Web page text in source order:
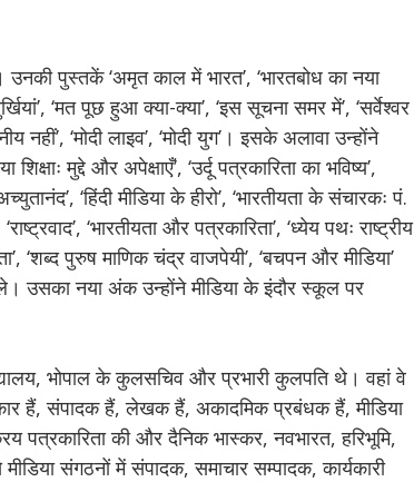
पुस्तकें ‘अमृत काल में भारत’, ‘भारतबोध का नया
‘मत पूछ हुआ क्या-क्या’, ‘इस सूचना समर में’, ‘सर्वेश्वर
नहीं’, ‘मोदी लाइव’, ‘मोदी युग’। इसके अलावा उन्होंने
मुद्दे और अपेक्षाएँ’, ‘उर्दू पत्रकारिता का भविष्य’,
‘हिंदी मीडिया के हीरो’, ‘भारतीयता के संचारकः पं.
‘भारतीयता और पत्रकारिता’, ‘ध्येय पथः राष्ट्रीय
‘शब्द पुरुष माणिक चंद्र वाजपेयी’, ‘बचपन और मीडिया’
उसका नया अंक उन्होंने मीडिया के इंदौर स्कूल पर
भोपाल के कुलसचिव और प्रभारी कुलपति थे। वहां वे
हैं, संपादक हैं, लेखक हैं, अकादमिक प्रबंधक हैं, मीडिया
पत्रकारिता की और दैनिक भास्कर, नवभारत, हरिभूमि,
संगठनों में संपादक, समाचार सम्पादक, कार्यकारी